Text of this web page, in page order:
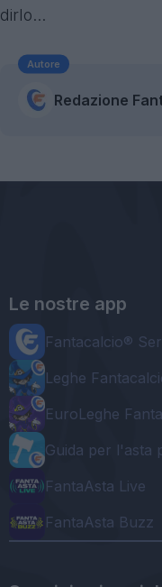
dirlo...
Autore
Redazione
Le nostre app
Fantacalcio®
Leghe
EuroLeghe
Guida per l'asta
FantaAsta Live
FantaAsta Buzz